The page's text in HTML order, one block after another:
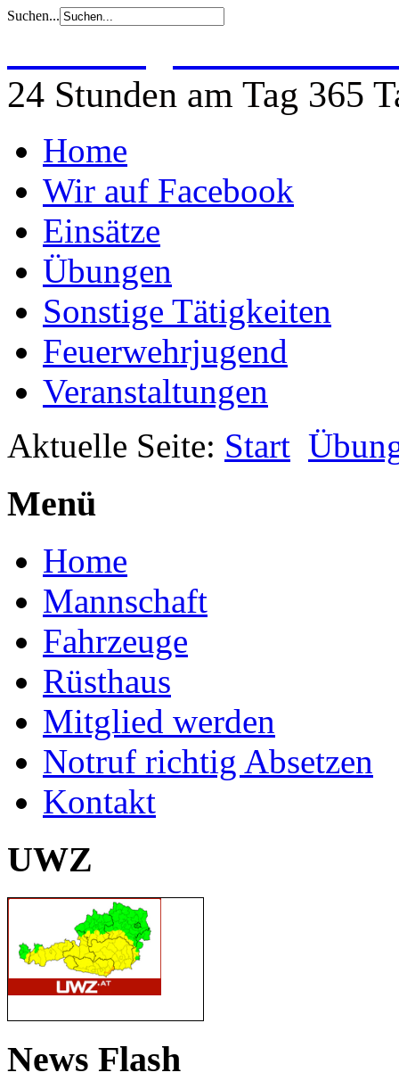
Suchen...
24 Stunden am Tag 365
Home
Wir auf Facebook
Einsätze
Übungen
Sonstige Tätigkeiten
Feuerwehrjugend
Veranstaltungen
Aktuelle Seite: Start
Menü
Home
Mannschaft
Fahrzeuge
Rüsthaus
Mitglied werden
Notruf richtig Absetzen
Kontakt
UWZ
News Flash